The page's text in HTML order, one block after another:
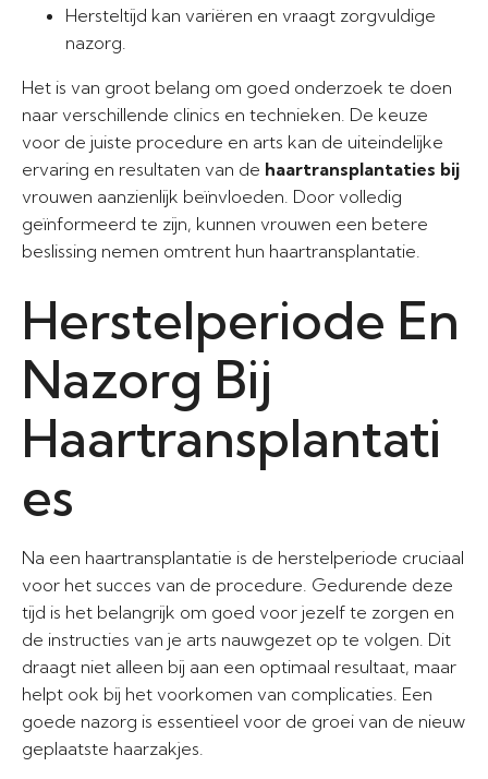
Hersteltijd kan variëren en vraagt zorgvuldige
nazorg.
Het is van groot belang om goed onderzoek te doen
naar verschillende clinics en technieken. De keuze
voor de juiste procedure en arts kan de uiteindelijke
ervaring en resultaten van de haartransplantaties bij
vrouwen aanzienlijk beïnvloeden. Door volledig
geïnformeerd te zijn, kunnen vrouwen een betere
beslissing nemen omtrent hun haartransplantatie.
Herstelperiode En
Nazorg Bij
Haartransplantati
es
Na een haartransplantatie is de herstelperiode cruciaal
voor het succes van de procedure. Gedurende deze
tijd is het belangrijk om goed voor jezelf te zorgen en
de instructies van je arts nauwgezet op te volgen. Dit
draagt niet alleen bij aan een optimaal resultaat, maar
helpt ook bij het voorkomen van complicaties. Een
goede nazorg is essentieel voor de groei van de nieuw
geplaatste haarzakjes.